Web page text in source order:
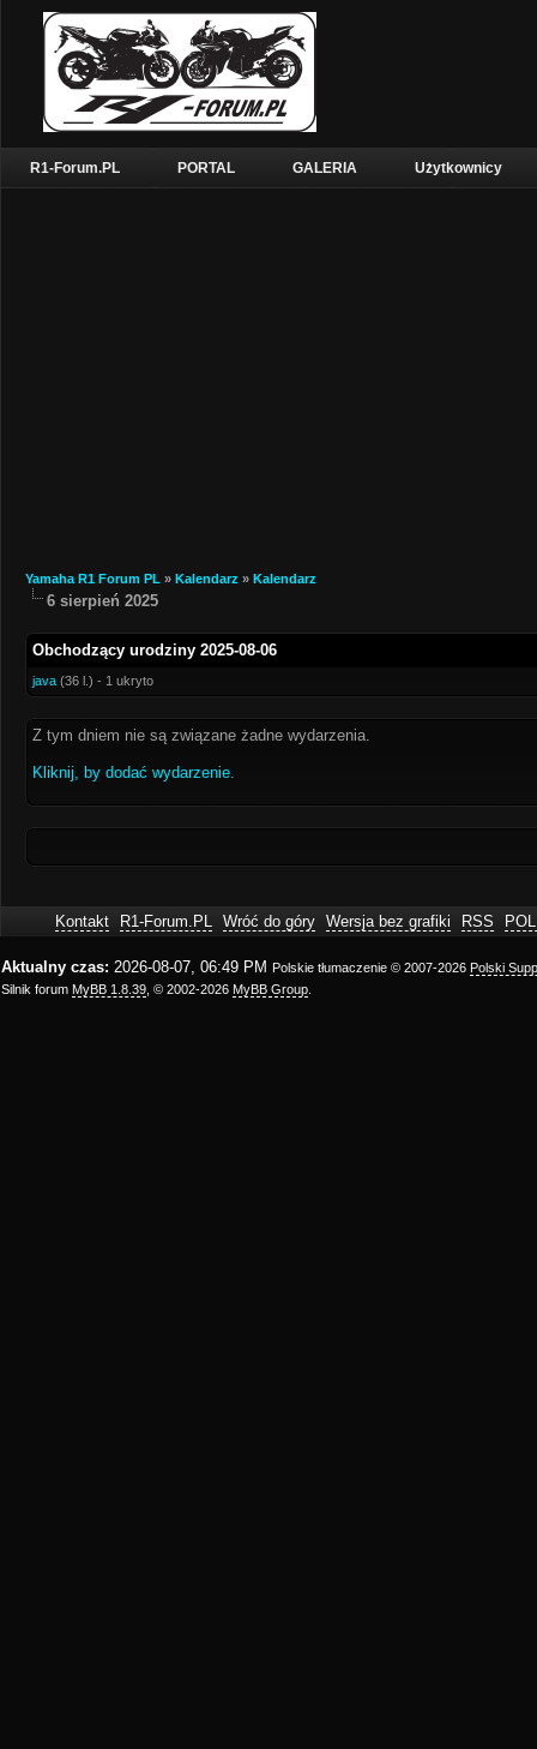
R1-Forum.PL PORTAL GALERIA Użytkownicy
Yamaha R1 Forum PL » Kalendarz » Kalendarz
6 sierpień 2025
Obchodzący urodziny 2025-08-06
java (36 l.) - 1 ukryto
Z tym dniem nie są związane żadne wydarzenia.
Kliknij, by dodać wydarzenie.
Kontakt R1-Forum.PL Wróć do góry Wersja bez grafiki RSS
Aktualny czas: 2026-08-07, 06:49 PM Polskie tłumaczenie © 2007-2026 Polski
Silnik forum MyBB 1.8.39 , © 2002-2026 MyBB Group